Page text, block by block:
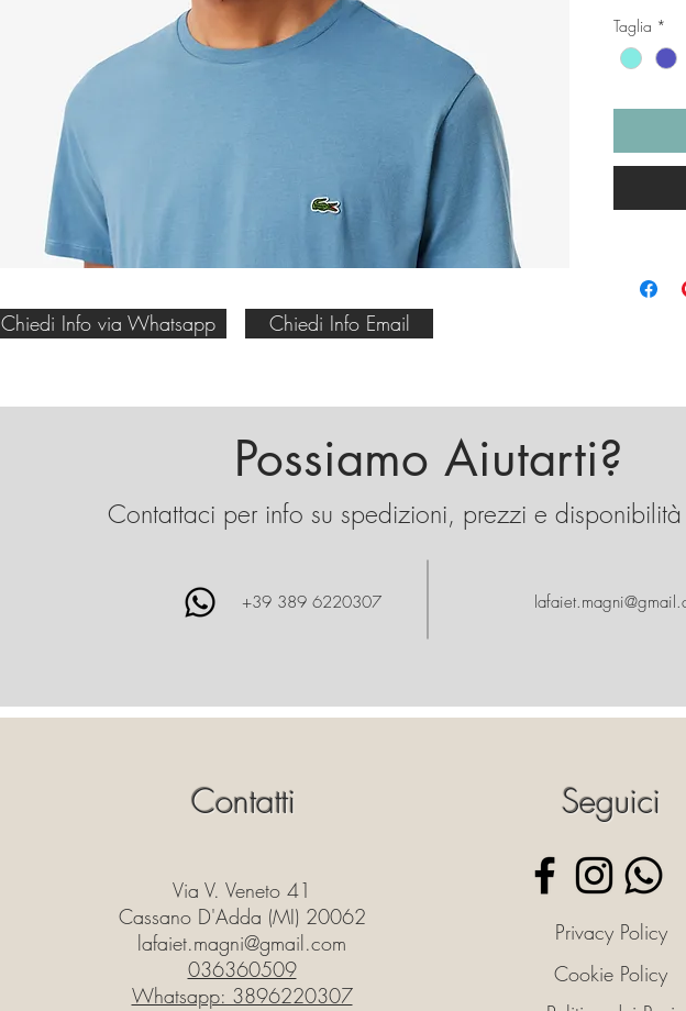
Stanno
a chi è
cod.
3D3
Taglia *
Chiedi Info via Whatsapp Chiedi Info Email
Possiamo Aiutarti?
Contattaci per info su spedizioni, prezzi e
+39 389 6220307
Contatti
Via V. Veneto 41
Cassano D'Adda (MI) 20062
lafaiet.magni@gmail.com
036360509
Whatsapp: 3896220307
Seguici
Privacy Policy
Cookie Policy